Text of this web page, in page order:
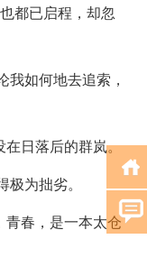
都已启程，却忽
如何地去追索，
在日落后的群岚。
为拙劣。
青春，是一本太仓